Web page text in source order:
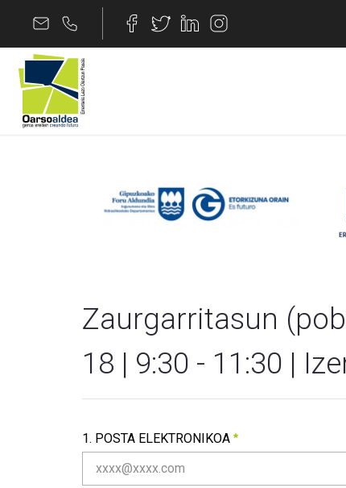
Edukira joan
Pobrezia
Zaurgarritasun
18 | 9:30 - 11:30 |
1. POSTA ELEKTRONIKOA